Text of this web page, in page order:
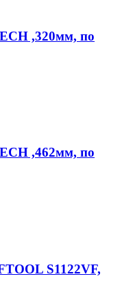
,320мм, по
,462мм, по
S1122VF,